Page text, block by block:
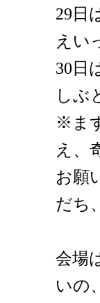
29日
えい
30日
しぶ
※ま
え、
お願
だち
会場
いの